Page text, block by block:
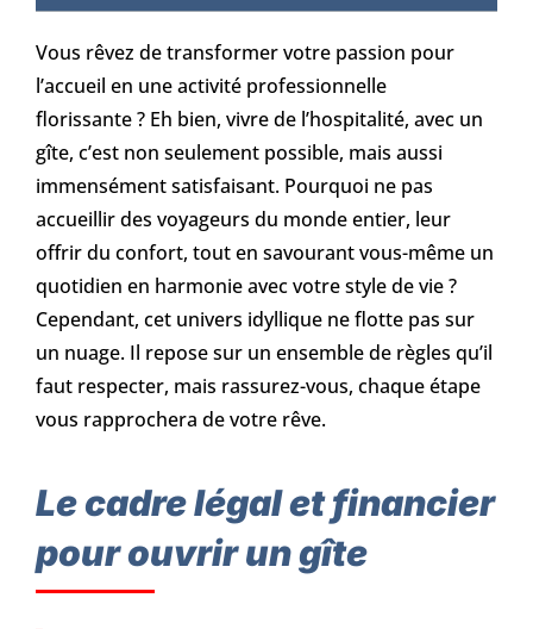
Vous rêvez de transformer votre passion pour
l’accueil en une activité professionnelle
florissante ? Eh bien, vivre de l’hospitalité, avec un
gîte, c’est non seulement possible, mais aussi
immensément satisfaisant. Pourquoi ne pas
accueillir des voyageurs du monde entier, leur
offrir du confort, tout en savourant vous-même un
quotidien en harmonie avec votre style de vie ?
Cependant, cet univers idyllique ne flotte pas sur
un nuage. Il repose sur un ensemble de règles qu’il
faut respecter, mais rassurez-vous, chaque étape
vous rapprochera de votre rêve.
Le cadre légal et financier
pour ouvrir un gîte